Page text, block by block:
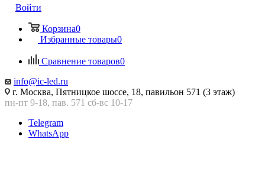
Войти
Корзина0
Избранные товары0
Сравнение товаров0
info@ic-led.ru
г. Москва, Пятницкое шоссе, 18, павильон 571 (3 этаж)
пн-пт 9-18, пав. 571 сб-вс 10-17
Telegram
WhatsApp